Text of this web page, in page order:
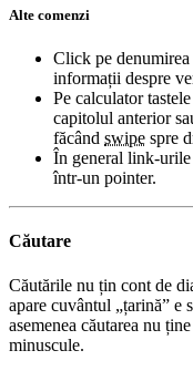
Alte comenzi
Click pe
informații despre
Pe calculator tastele
capitolul anterior
făcând swipe spre
În general link-urile
într-un pointer.
Căutare
Căutările nu țin cont de
apare cuvântul „țarină” e
asemenea căutarea nu
minuscule.